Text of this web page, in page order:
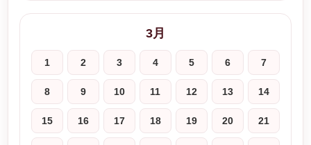
3月
1 2 3 4 5 6 7
8 9 10 11 12 13 14
15 16 17 18 19 20 21